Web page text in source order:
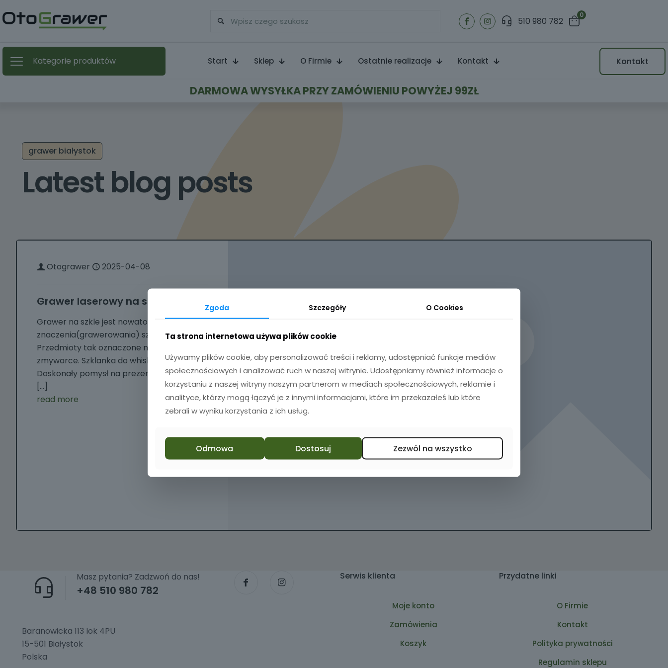
510 980 782
0
Kategorie produktów Start Sklep O Firmie Ostatnie realizacje Kontakt Kontakt
DARMOWA WYSYŁKA PRZY ZAMÓWIENIU POWYŻEJ 99ZŁ
grawer białystok
Latest blog posts
Otograwer 2025-04-08
Grawer laserowy na szkle
Grawer na szkle jest nowatorska metodą
znaczenia(grawerowania) szkła.
Przedmioty tak oznaczone można myć w
zmywarce. Szklanka do whisky z grawerem.
Doskonały pomysł na prezent dla miłośnika
[…]
read more
+48 510 980 782
Masz pytania? Zadzwoń do nas!
Baranowicka 113 lok 4PU
15-501 Białystok
Polska
Serwis klienta
Moje konto
Zamówienia
Koszyk
Przydatne linki
O Firmie
Kontakt
Polityka prywatności
Regulamin sklepu
Zgoda Szczegóły O Cookies
Ta strona internetowa używa plików cookie
Używamy plików cookie, aby personalizować treści i reklamy, udostępniać funkcje mediów
społecznościowych i analizować ruch w naszej witrynie. Udostępniamy również informacje o
korzystaniu z naszej witryny naszym partnerom w mediach społecznościowych, reklamie i
analityce, którzy mogą łączyć je z innymi informacjami, które im przekazałeś lub które
zebrali w wyniku korzystania z ich usług.
Odmowa Dostosuj Zezwól na wszystko